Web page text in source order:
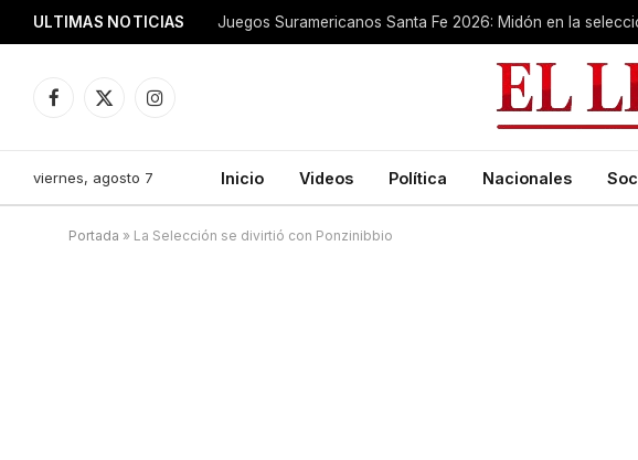
ULTIMAS NOTICIAS Juegos Suramericanos Santa Fe 2026: Midón en la
Facebook
X
Instagram
viernes, agosto 7 Inicio Videos Política Nacionales
Portada » La Selección se divirtió con Ponzinibbio